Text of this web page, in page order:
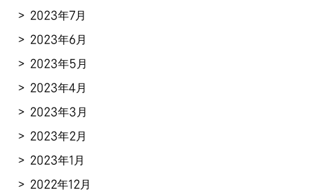
2023年7月
2023年6月
2023年5月
2023年4月
2023年3月
2023年2月
2023年1月
2022年12月